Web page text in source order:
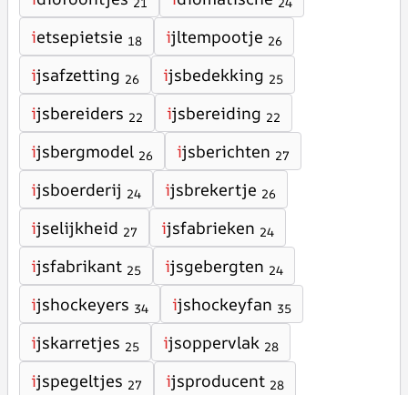
ietsepietsie 18 ijltempootje 26
ijsafzetting 26 ijsbedekking 25
ijsbereiders 22 ijsbereiding 22
ijsbergmodel 26 ijsberichten 27
ijsboerderij 24 ijsbrekertje 26
ijselijkheid 27 ijsfabrieken 24
ijsfabrikant 25 ijsgebergten 24
ijshockeyers 34 ijshockeyfan 35
ijskarretjes 25 ijsoppervlak 28
ijspegeltjes 27 ijsproducent 28